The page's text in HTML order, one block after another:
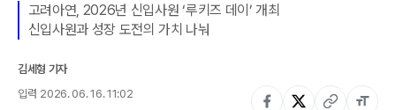
고려아연, 2026년 신입사원 ‘루키즈 데이’ 개최
신입사원과 성장 도전의 가치 나눠
김세형 기자
입력 2026. 06. 16. 11:02